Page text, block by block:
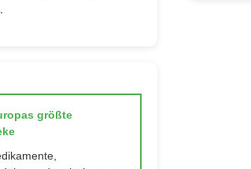
.
größte